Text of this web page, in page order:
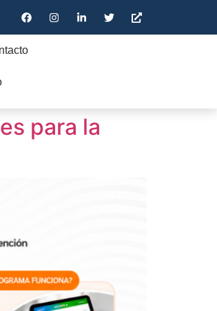
para la